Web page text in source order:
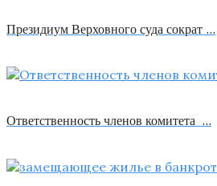
Президиум Верховного суда сократ …
Ответственность членов комитета …